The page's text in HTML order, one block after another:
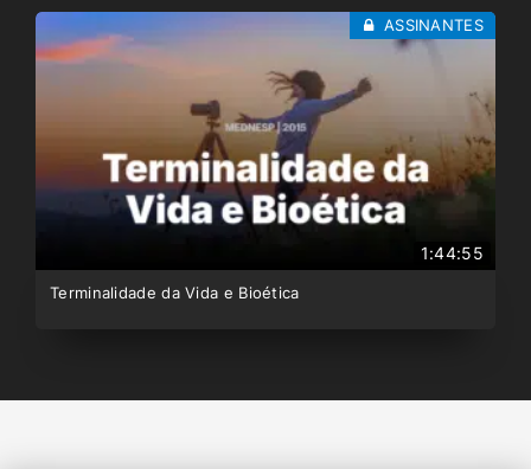
1:44:55
Terminalidade da Vida e Bioética
ASSINANTES